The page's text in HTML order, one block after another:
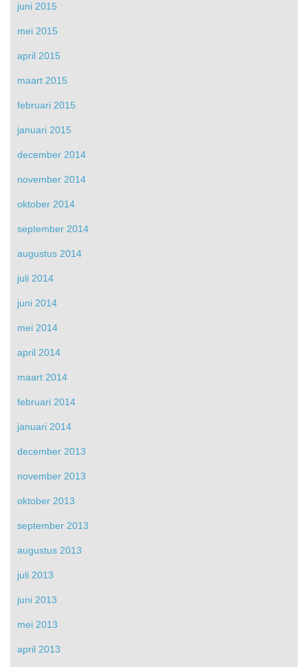
juni 2015
mei 2015
april 2015
maart 2015
februari 2015
januari 2015
december 2014
november 2014
oktober 2014
september 2014
augustus 2014
juli 2014
juni 2014
mei 2014
april 2014
maart 2014
februari 2014
januari 2014
december 2013
november 2013
oktober 2013
september 2013
augustus 2013
juli 2013
juni 2013
mei 2013
april 2013